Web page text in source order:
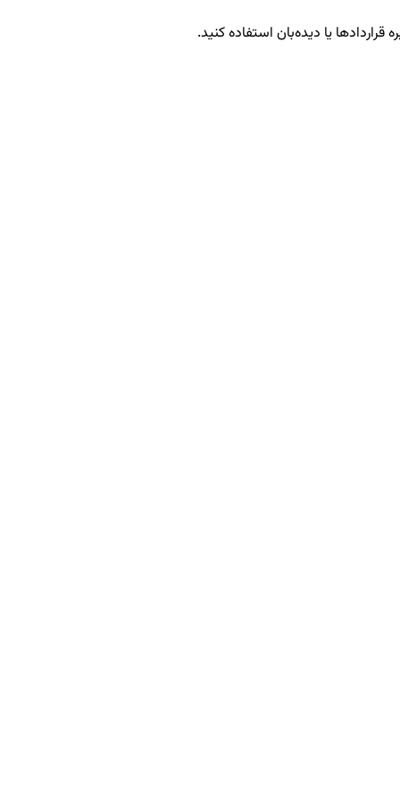
قراردادها یا دیده‌بان استفاده کنید.